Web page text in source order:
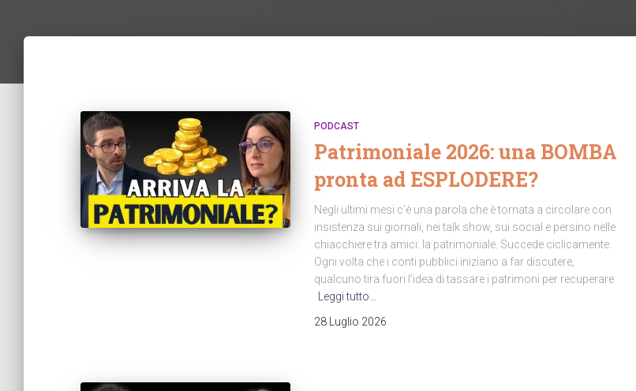
PODCAST
Patrimoniale 2026: una BOMBA
pronta ad ESPLODERE?
Negli ultimi mesi c’è una parola che è tornata a circolare con
insistenza sui giornali, nei talk show, sui social e persino nelle
chiacchiere tra amici: la patrimoniale. Succede ciclicamente.
Ogni volta che i conti pubblici iniziano a far discutere,
qualcuno tira fuori l’idea di tassare i patrimoni per recuperare
Leggi tutto…
28 Luglio 2026